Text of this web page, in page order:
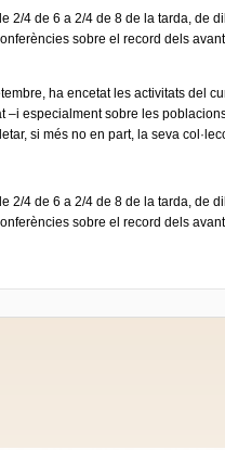
2/4 de 6 a 2/4 de 8 de la tarda, de
sobre el record dels
ha encetat les activitats del
especialment sobre les
si més no en part, la seva
2/4 de 6 a 2/4 de 8 de la tarda, de
sobre el record dels